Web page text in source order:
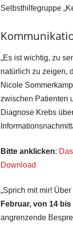
Selbsthilfegruppe
„Es ist wichtig, zu
natürlich zu zeigen,
Nicole
zwischen Patienten
Diagnose Krebs
Bitte anklicken:
Download
„Sprich mit mir!
Februar, von 14 bis
angrenzende